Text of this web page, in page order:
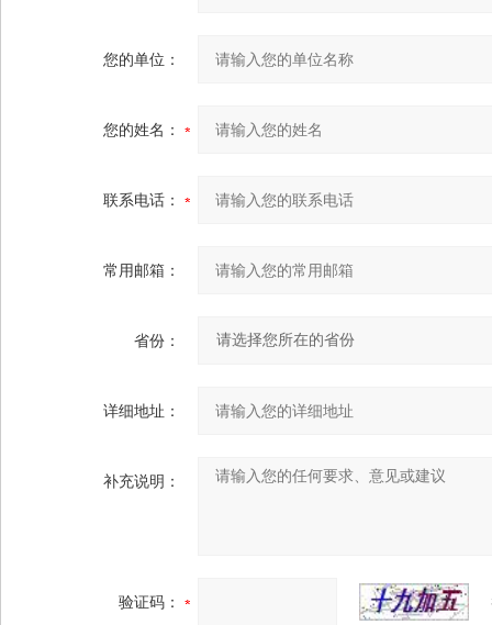
您的单位：
您的姓名：
联系电话：
常用邮箱：
省份：
详细地址：
补充说明：
验证码：